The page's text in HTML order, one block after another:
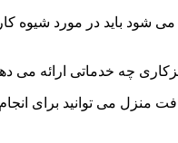
شود باید در مورد شیوه
چه خدماتی ارائه می
منزل می توانید برای